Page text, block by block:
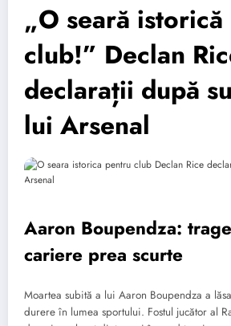
„O seară
club!” Declan
declarații după
lui Arsenal
Aaron Boupendza:
cariere prea scurte
Moartea subită a lui Aaron Boupendza a
durere în lumea sportului. Fostul jucător al